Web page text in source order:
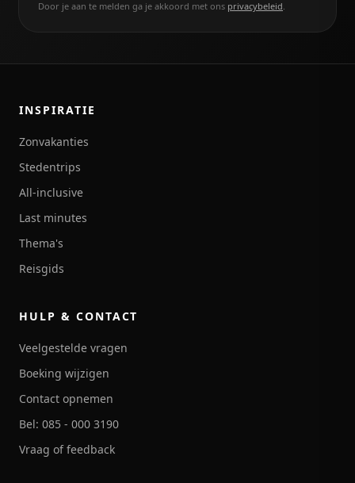
Door je aan te melden ga je akkoord met ons privacybeleid.
INSPIRATIE
Zonvakanties
Stedentrips
All-inclusive
Last minutes
Thema's
Reisgids
HULP & CONTACT
Veelgestelde vragen
Boeking wijzigen
Contact opnemen
Bel: 085 - 000 3190
Vraag of feedback